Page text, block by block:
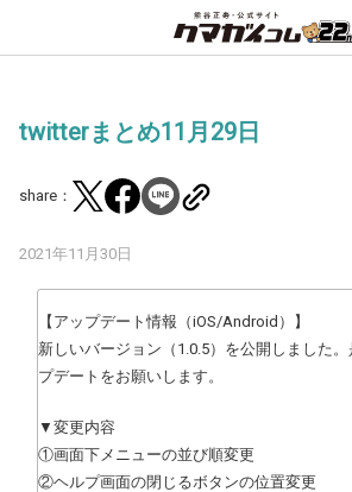
twitterまとめ11月29日
share：
2021年11月30日
【アップデート情報（iOS/Android）】
新しいバージョン（1.0.5）を公開しました
プデートをお願いします。
▼変更内容
①画面下メニューの並び順変更
②ヘルプ画面の閉じるボタンの位置変更